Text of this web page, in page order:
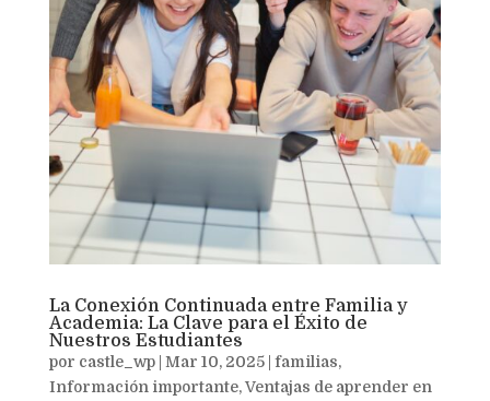
La Conexión Continuada entre Familia y
Academia: La Clave para el Éxito de
Nuestros Estudiantes
por castle_wp| Mar 10, 2025| familias,
Información importante,Ventajas de aprender en